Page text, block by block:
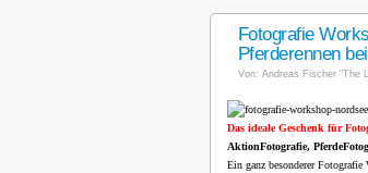
Fotografie
Pferderennen
Von: Andreas Fischer "The
Das ideale Geschenk für
AktionFotografie,
Ein ganz besonderer